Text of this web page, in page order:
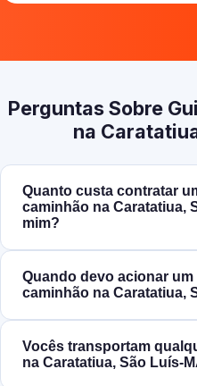
Perguntas Sobre
na
Quanto custa contratar
caminhão na Caratatiua,
mim?
Quando devo acionar
caminhão na Caratatiua,
Vocês transportam
na Caratatiua, São